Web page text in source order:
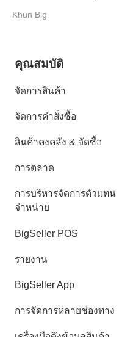
Khun Big
คุณสมบัติ
จัดการสินค้า
จัดการคำสั่งซื้อ
สินค้าคงคลัง & จัดซื้อ
การตลาด
การบริหารจัดการตัวแทน
จำหน่าย
BigSeller POS
รายงาน
BigSeller App
การจัดการหลายช่องทาง